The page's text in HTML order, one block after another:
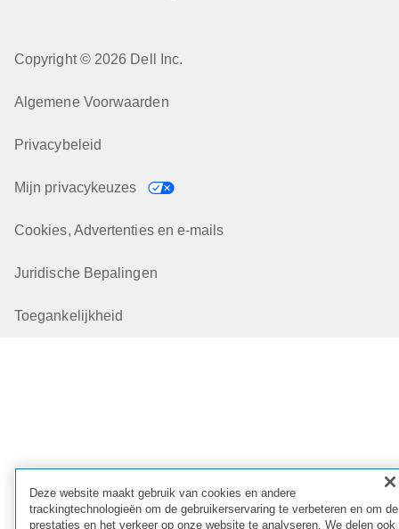
Copyright © 2026 Dell Inc.
Algemene Voorwaarden
Privacybeleid
Mijn privacykeuzes
Cookies, Advertenties en e-mails
Juridische Bepalingen
Toegankelijkheid
Deze website maakt gebruik van cookies en andere
trackingtechnologieën om de gebruikerservaring te verbeteren en om de
prestaties en het verkeer op onze website te analyseren. We delen ook